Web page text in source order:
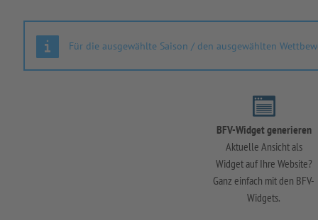
Für die ausgewählte Saison / den ausgewählten
BFV-Widget generieren
Aktuelle Ansicht als
Widget auf Ihre Website?
Ganz einfach mit den BFV-
Widgets.